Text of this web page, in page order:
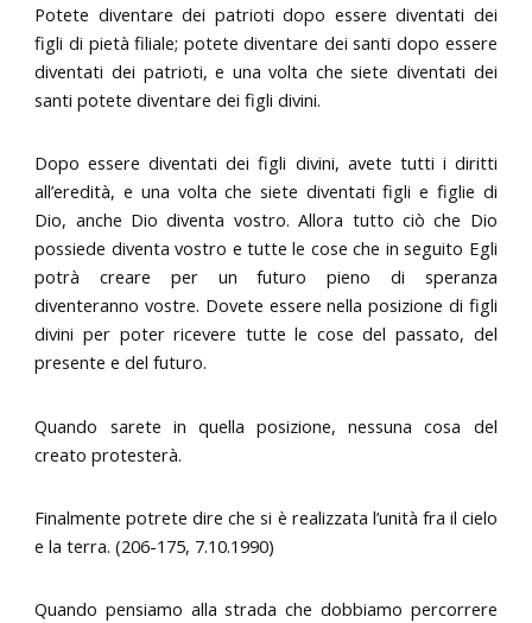
Potete diventare dei patrioti dopo essere diventati dei
figli di pietà filiale; potete diventare dei santi dopo essere
diventati dei patrioti, e una volta che siete diventati dei
santi potete diventare dei figli divini.
Dopo essere diventati dei figli divini, avete tutti i diritti
all’eredità, e una volta che siete diventati figli e figlie di
Dio, anche Dio diventa vostro. Allora tutto ciò che Dio
possiede diventa vostro e tutte le cose che in seguito Egli
potrà creare per un futuro pieno di speranza
diventeranno vostre. Dovete essere nella posizione di figli
divini per poter ricevere tutte le cose del passato, del
presente e del futuro.
Quando sarete in quella posizione, nessuna cosa del
creato protesterà.
Finalmente potrete dire che si è realizzata l’unità fra il cielo
e la terra. (206-175, 7.10.1990)
Quando pensiamo alla strada che dobbiamo percorrere